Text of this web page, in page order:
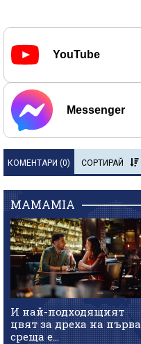
YouTube
Messenger
КОМЕНТАРИ (0) СОРТИРАЙ
MAMAMIA
И най-подходящият
цвят за дреха на първа
среща е...